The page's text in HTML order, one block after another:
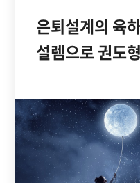
은퇴설계의 육
설렘으로 권도